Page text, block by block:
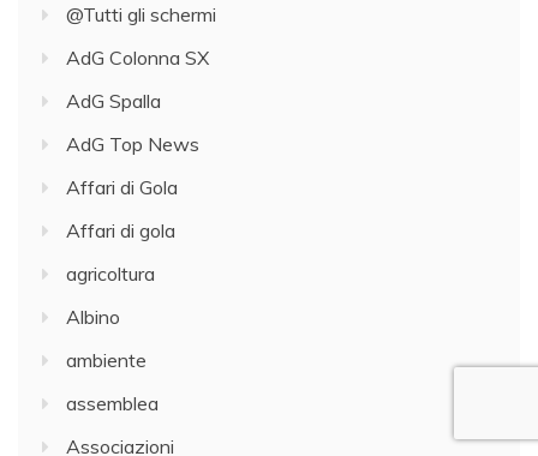
@Tutti gli schermi
AdG Colonna SX
AdG Spalla
AdG Top News
Affari di Gola
Affari di gola
agricoltura
Albino
ambiente
assemblea
Associazioni